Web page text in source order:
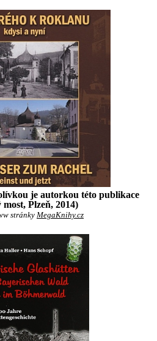
je autorkou této publikace
most, Plzeň, 2014)
stránky MegaKnihy.cz